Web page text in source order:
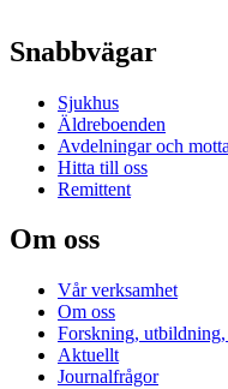
Snabbvägar
Sjukhus
Äldreboenden
Avdelningar och
Hitta till oss
Remittent
Om oss
Vår verksamhet
Om oss
Forskning,
Aktuellt
Journalfrågor